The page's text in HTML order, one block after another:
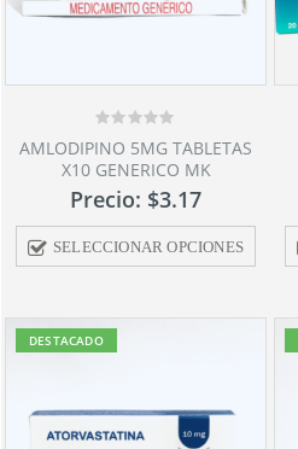
0
out
of
AMLODIPINO 5MG TABLETAS
X10 GENERICO MK
Precio: $3.17
SELECCIONAR OPCIONES
DESTACADO